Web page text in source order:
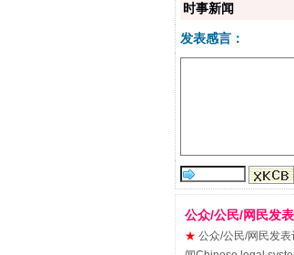
时事新闻
发表感言：
公众/公民/网民发
★ 公众/公民/网民发